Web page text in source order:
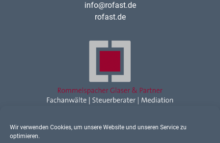
Wir verwenden Cookies, um unsere Website und unseren Service zu
optimieren.
info@rofast.de
rofast.de
Rechtsanwalt Ravensburg